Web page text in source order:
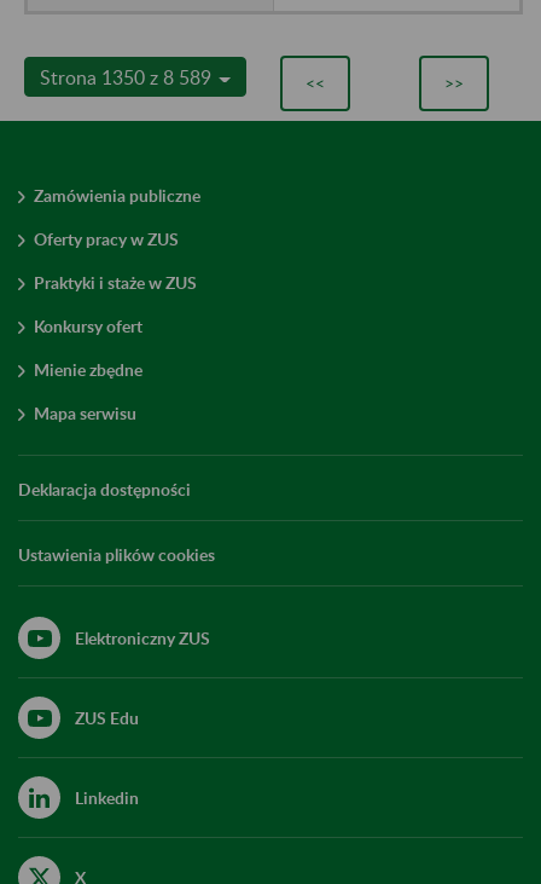
Strona 1350 z 8 589 << >>
Zamówienia publiczne
Oferty pracy w ZUS
Praktyki i staże w ZUS
Konkursy ofert
Mienie zbędne
Mapa serwisu
Deklaracja dostępności
Ustawienia plików cookies
Elektroniczny ZUS
ZUS Edu
Linkedin
X